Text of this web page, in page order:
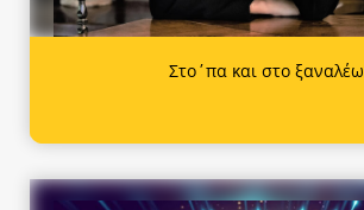
Στο΄πα και στο ξαναλέω